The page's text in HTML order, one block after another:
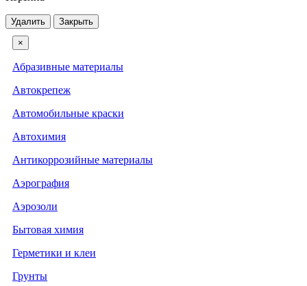
Удалить Закрыть
×
Абразивные материалы
Автокрепеж
Автомобильные краски
Автохимия
Антикоррозийные материалы
Аэрография
Аэрозоли
Бытовая химия
Герметики и клеи
Грунты